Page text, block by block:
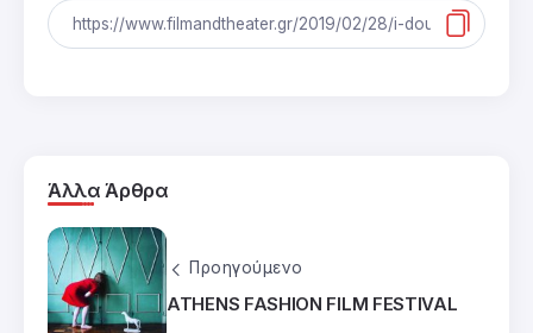
Άλλα Άρθρα
Προηγούμενο
ATHENS FASHION FILM FESTIVAL